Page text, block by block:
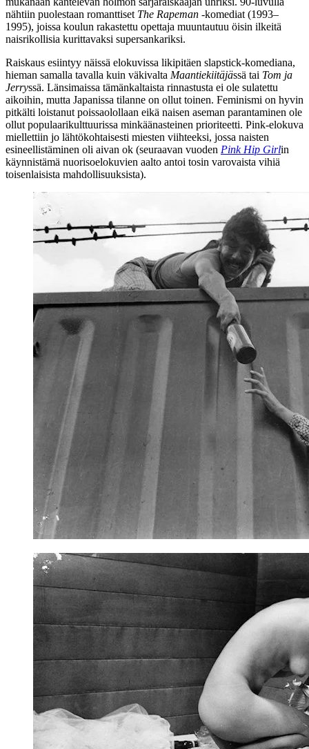
nähtiin puolestaan romanttiset The Rapeman ‑komediat (1993–
1995), joissa koulun rakastettu opettaja muuntautuu öisin ilkeitä
naisrikollisia kurittavaksi supersankariksi.
Raiskaus esiintyy näissä elokuvissa likipitäen slapstick-komediana,
hieman samalla tavalla kuin väkivalta Maantiekiitäjässä tai Tom ja
Jerryssä. Länsimaissa tämänkaltaista rinnastusta ei ole sulatettu
aikoihin, mutta Japanissa tilanne on ollut toinen. Feminismi on hyvin
pitkälti loistanut poissaolollaan eikä naisen aseman parantaminen ole
ollut populaarikulttuurissa minkäänasteinen prioriteetti. Pink-elokuva
miellettiin jo lähtökohtaisesti miesten viihteeksi, jossa naisten
esineellistäminen oli aivan ok (seuraavan vuoden Pink Hip Girlin
käynnistämä nuorisoelokuvien aalto antoi tosin varovaista vihiä
toisenlaisista mahdollisuuksista).